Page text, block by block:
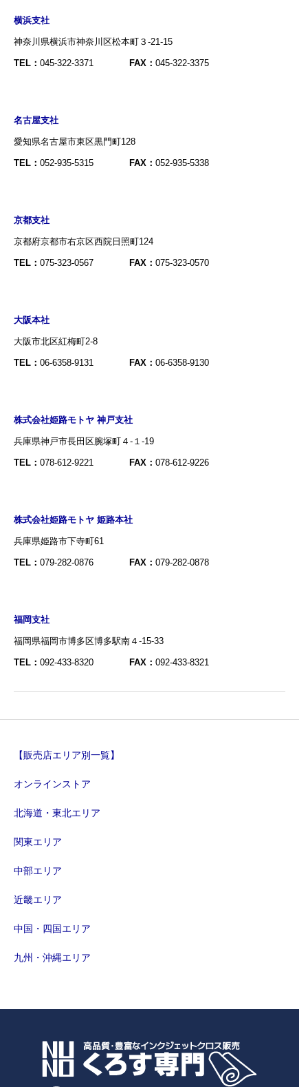
横浜支社
神奈川県横浜市神奈川区松本町３-21-15
TEL： 045-322-3371 FAX： 045-322-3375
名古屋支社
愛知県名古屋市東区黒門町128
TEL： 052-935-5315 FAX： 052-935-5338
京都支社
京都府京都市右京区西院日照町124
TEL： 075-323-0567 FAX： 075-323-0570
大阪本社
大阪市北区紅梅町2-8
TEL： 06-6358-9131 FAX： 06-6358-9130
株式会社姫路モトヤ 神戸支社
兵庫県神戸市長田区腕塚町４-１-19
TEL： 078-612-9221 FAX： 078-612-9226
株式会社姫路モトヤ 姫路本社
兵庫県姫路市下寺町61
TEL： 079-282-0876 FAX： 079-282-0878
福岡支社
福岡県福岡市博多区博多駅南４-15-33
TEL： 092-433-8320 FAX： 092-433-8321
【販売店エリア別一覧】
オンラインストア
北海道・東北エリア
関東エリア
中部エリア
近畿エリア
中国・四国エリア
九州・沖縄エリア